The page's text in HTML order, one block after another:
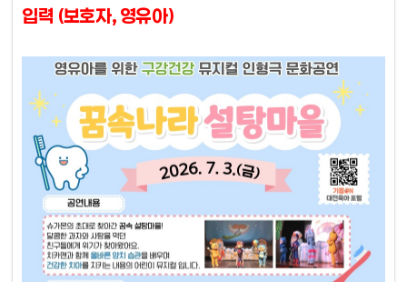
입력 (보호자, 영유아)